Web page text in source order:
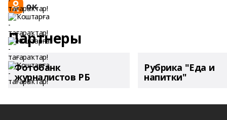
Партнеры
Фотобанк
журналистов РБ
Рубрика "Еда и
напитки"